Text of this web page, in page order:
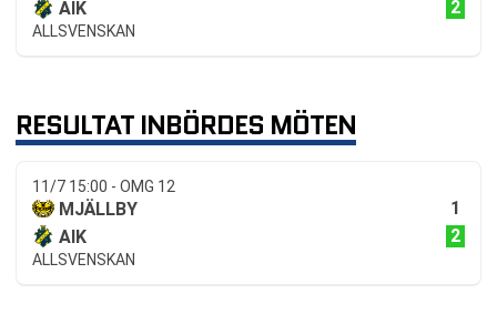
AIK
2
ALLSVENSKAN
RESULTAT INBÖRDES MÖTEN
11/7 15:00 - OMG 12
MJÄLLBY
1
AIK
2
ALLSVENSKAN